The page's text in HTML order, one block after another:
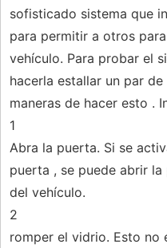
sofisticado sistema que
para permitir a otros
vehículo. Para probar el
hacerla estallar un par
maneras de hacer esto .
1
Abra la puerta. Si se
puerta , se puede abrir
del vehículo.
2
romper el vidrio. Esto no